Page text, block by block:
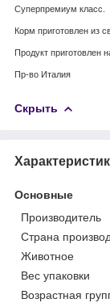
Суперпремиум класс.
Корм приготовлен из
Продукт приготовлен
Пр-во Италия
Скрыть
Основные
Производитель
Страна
Животное
Вес упаковки
Возрастная